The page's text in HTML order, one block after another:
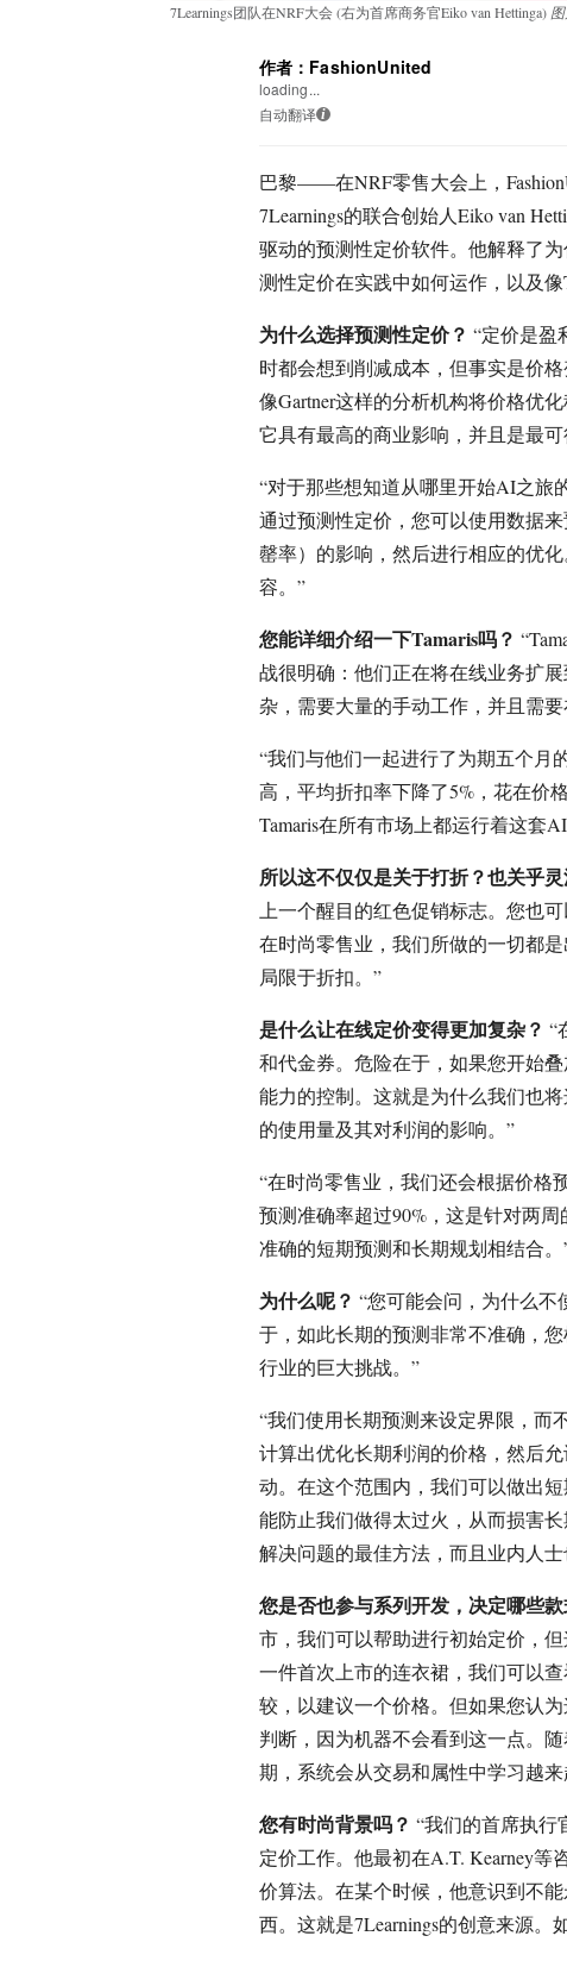
7Learnings团队在NRF大会 (右为首席商务官Eiko van Hettinga)
作者：FashionUnited
loading...
自动翻译 i
巴黎——在NRF零售大会上，
7Learnings的联合创始人Eiko van
驱动的预测性定价软件。他解释了
测性定价在实践中如何运作，以及像
为什么选择预测性定价？ “定价是盈
时都会想到削减成本，但事实是价
像Gartner这样的分析机构将价格优
它具有最高的商业影响，并且是最
“对于那些想知道从哪里开始AI之旅
通过预测性定价，您可以使用数据
罄率）的影响，然后进行相应的优
容。”
您能详细介绍一下Tamaris吗？
战很明确：他们正在将在线业务扩
杂，需要大量的手动工作，并且需
“我们与他们一起进行了为期五个月
高，平均折扣率下降了5%，花在价
Tamaris在所有市场上都运行着这套
所以这不仅仅是关于打折？也关乎
上一个醒目的红色促销标志。您也
在时尚零售业，我们所做的一切都
局限于折扣。”
是什么让在线定价变得更加复杂？ “
和代金券。危险在于，如果您开始
能力的控制。这就是为什么我们也
的使用量及其对利润的影响。”
“在时尚零售业，我们还会根据价格
预测准确率超过90%，这是针对两
准确的短期预测和长期规划相结合。
为什么呢？ “您可能会问，为什么不
于，如此长期的预测非常不准确，
行业的巨大挑战。”
“我们使用长期预测来设定界限，而
计算出优化长期利润的价格，然后
动。在这个范围内，我们可以做出
能防止我们做得太过火，从而损害
解决问题的最佳方法，而且业内人
您是否也参与系列开发，决定哪些
市，我们可以帮助进行初始定价，
一件首次上市的连衣裙，我们可以
较，以建议一个价格。但如果您认
判断，因为机器不会看到这一点。
期，系统会从交易和属性中学习越
您有时尚背景吗？ “我们的首席执行
定价工作。他最初在A.T. Kearney等
价算法。在某个时候，他意识到不
西。这就是7Learnings的创意来源。